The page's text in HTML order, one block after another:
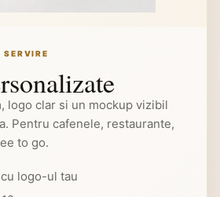
logo clar si un mockup vizibil
Pentru cafenele, restaurante,
to go.
logo-ul tau